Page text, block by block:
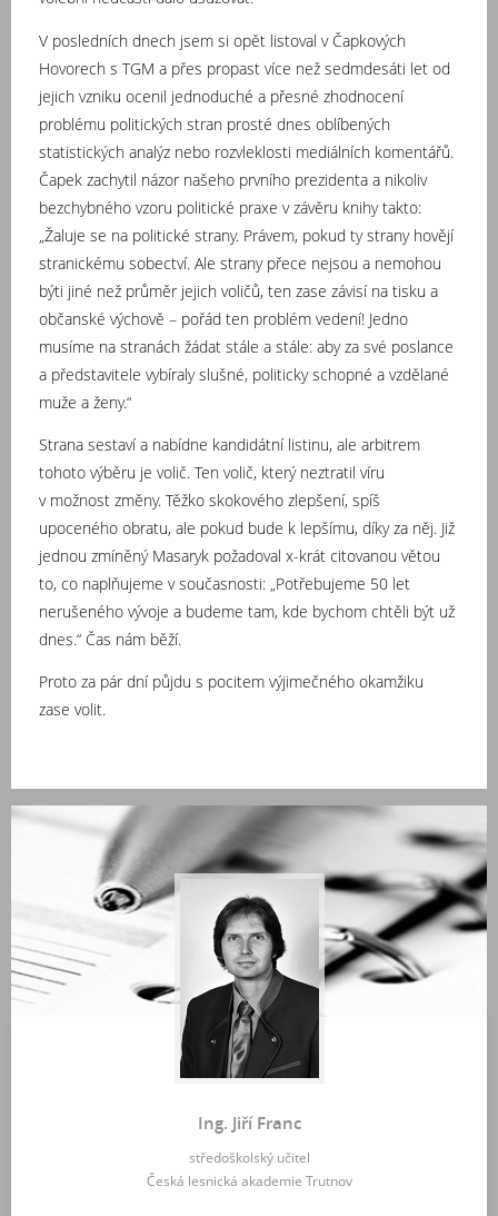
V posledních dnech jsem si opět listoval v Čapkových
Hovorech s TGM a přes propast více než sedmdesáti let od
jejich vzniku ocenil jednoduché a přesné zhodnocení
problému politických stran prosté dnes oblíbených
statistických analýz nebo rozvleklosti mediálních komentářů.
Čapek zachytil názor našeho prvního prezidenta a nikoliv
bezchybného vzoru politické praxe v závěru knihy takto:
„Žaluje se na politické strany. Právem, pokud ty strany hovějí
stranickému sobectví. Ale strany přece nejsou a nemohou
býti jiné než průměr jejich voličů, ten zase závisí na tisku a
občanské výchově – pořád ten problém vedení! Jedno
musíme na stranách žádat stále a stále: aby za své poslance
a představitele vybíraly slušné, politicky schopné a vzdělané
muže a ženy.“
Strana sestaví a nabídne kandidátní listinu, ale arbitrem
tohoto výběru je volič. Ten volič, který neztratil víru
v možnost změny. Těžko skokového zlepšení, spíš
upoceného obratu, ale pokud bude k lepšímu, díky za něj. Již
jednou zmíněný Masaryk požadoval x-krát citovanou větou
to, co naplňujeme v současnosti: „Potřebujeme 50 let
nerušeného vývoje a budeme tam, kde bychom chtěli být už
dnes.“ Čas nám běží.
Proto za pár dní půjdu s pocitem výjimečného okamžiku
zase volit.
Ing. Jiří Franc
středoškolský učitel
Česká lesnická akademie Trutnov